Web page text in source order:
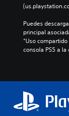
Puedes
principal
“Uso
consola PS5 a